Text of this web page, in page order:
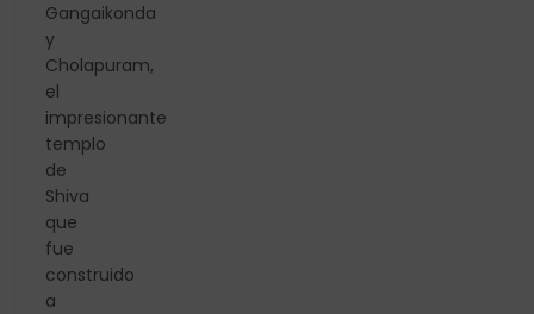
Gangaikonda
y
Cholapuram,
el
impresionante
templo
de
Shiva
que
fue
construido
a